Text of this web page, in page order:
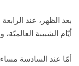
بعد الظهر، عند
أيّام الشبيبة العالميّة،
أمّا عند السادسة